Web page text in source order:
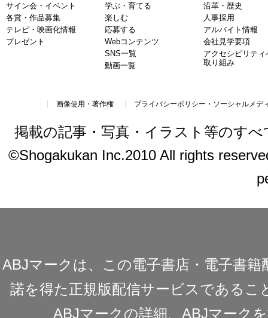
サイン会・イベント
各賞・作品募集
テレビ・映画化情報
プレゼント
学ぶ・育てる
楽しむ
応募する
Webコンテンツ
SNS一覧
動画一覧
沿革・歴史
人事採用
アルバイト情報
会社見学要項
アクセシビリティ
取り組み
画像使用・著作権 プライバシーポリシー・ソーシャルメデ
掲載の記事・写真・イラスト等のす
©Shogakukan Inc.2010 All rights
ABJマークは、この電子書店・電子書
諾を得た正規版配信サービスであるこ
ABJマークの詳細、ABJマーク